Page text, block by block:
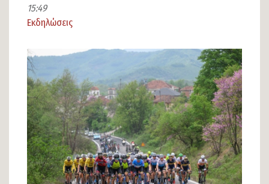
15:49
Είδος
Εκδηλώσεις
Εικόνα